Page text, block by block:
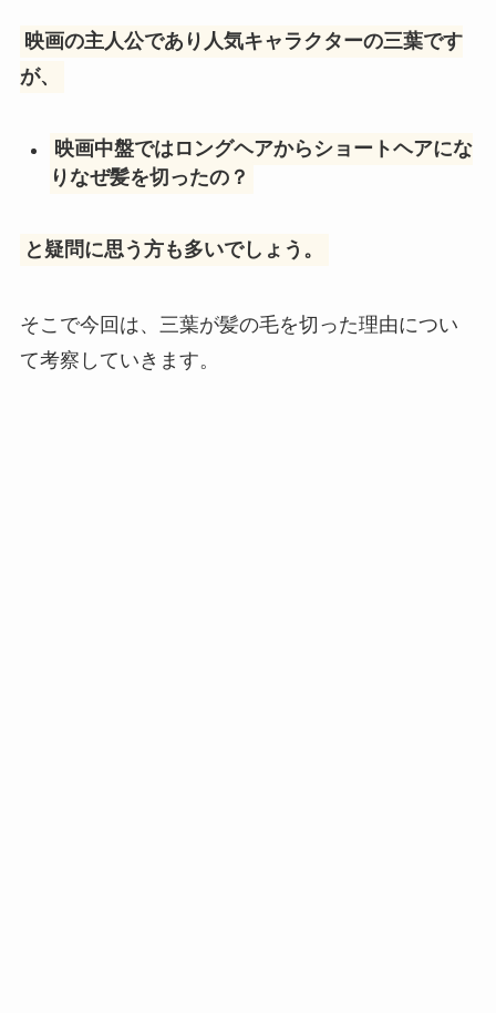
映画の主人公であり人気キャラクターの三葉です
が、
映画中盤ではロングヘアからショートヘアにな
りなぜ髪を切ったの？
と疑問に思う方も多いでしょう。
そこで今回は、三葉が髪の毛を切った理由につい
て考察していきます。